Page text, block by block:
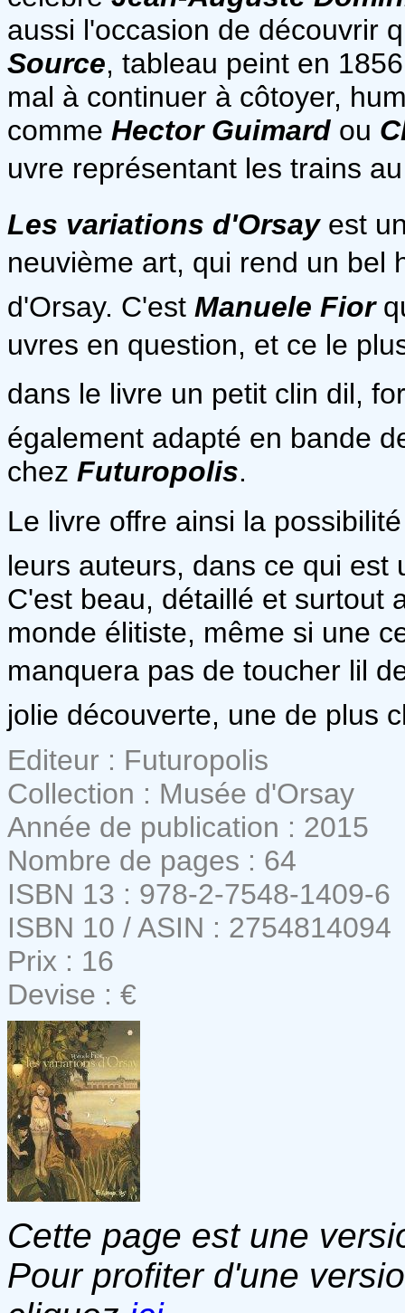
aussi l'occasion de découvrir
Source, tableau peint en
mal à continuer à côtoyer,
comme Hector Guimard ou
uvre représentant les trains
Les variations d'Orsayest
neuvième art, qui rend un bel
d'Orsay. C'est Manuele Fior
uvres en question, et ce le
dans le livre un petit clin dil,
également adapté en bande
chez Futuropolis.
Le livre offre ainsi la
leurs auteurs, dans ce qui
C'est beau, détaillé et surtout
monde élitiste, même si une
manquera pas de toucher lil
jolie découverte, une de plus
Editeur : Futuropolis
Collection : Musée d'Orsay
Année de publication : 2015
Nombre de pages : 64
ISBN 13 : 978-2-7548-1409-6
ISBN 10 / ASIN : 2754814094
Prix : 16
Devise : €
Cette page est une
Pour profiter d'une